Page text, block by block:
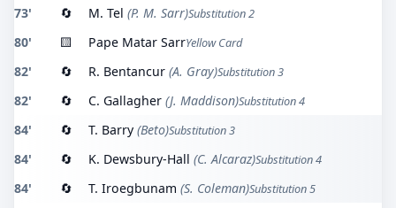
73' 🔄 M. Tel (P. M. Sarr)Substitution 2
80' 🟨 Pape Matar SarrYellow Card
82' 🔄 R. Bentancur (A. Gray)Substitution 3
82' 🔄 C. Gallagher (J. Maddison)Substitution 4
84' 🔄 T. Barry (Beto)Substitution 3
84' 🔄 K. Dewsbury-Hall (C. Alcaraz)Substitution 4
84' 🔄 T. Iroegbunam (S. Coleman)Substitution 5